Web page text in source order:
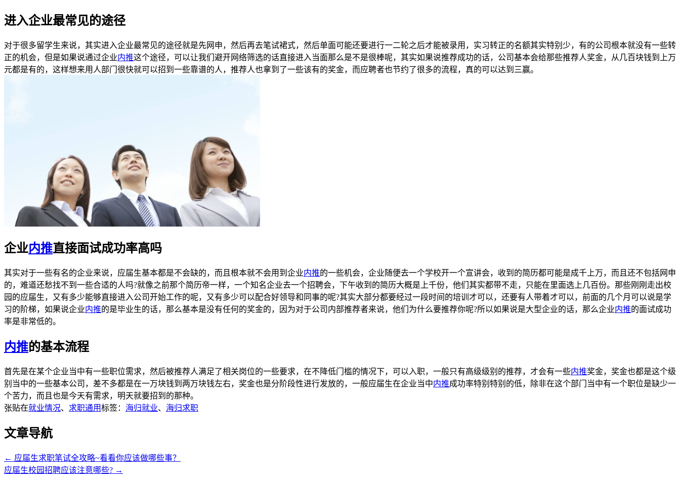
进入企业最常见的途径
对于很多留学生来说，其实进入企业最常见的途径就是先网申，然后再去笔试裙式，然后单面可能还要进行一二轮之后才能被录用，实习转正的名额其实特别少，有的公司根本就没有一些转
正的机会，但是如果说通过企业内推这个途径，可以让我们避开网络筛选的话直接进入当面那么是不是很棒呢，其实如果说推荐成功的话，公司基本会给那些推荐人奖金，从几百块钱到上万
元都是有的，这样想来用人部门很快就可以招到一些靠谱的人，推荐人也拿到了一些该有的奖金，而应聘者也节约了很多的流程，真的可以达到三赢。
企业内推直接面试成功率高吗
其实对于一些有名的企业来说，应届生基本都是不会缺的，而且根本就不会用到企业内推的一些机会，企业随便去一个学校开一个宣讲会，收到的简历都可能是成千上万，而且还不包括网申
的，难道还愁找不到一些合适的人吗?就像之前那个简历帝一样，一个知名企业去一个招聘会，下午收到的简历大概是上千份，他们其实都带不走，只能在里面选上几百份。那些刚刚走出校
园的应届生，又有多少能够直接进入公司开始工作的呢，又有多少可以配合好领导和同事的呢?其实大部分都要经过一段时间的培训才可以，还要有人带着才可以，前面的几个月可以说是学
习的阶梯，如果说企业内推的是毕业生的话，那么基本是没有任何的奖金的，因为对于公司内部推荐者来说，他们为什么要推荐你呢?所以如果说是大型企业的话，那么企业内推的面试成功
率是非常低的。
内推的基本流程
首先是在某个企业当中有一些职位需求，然后被推荐人满足了相关岗位的一些要求，在不降低门槛的情况下，可以入职，一般只有高级级别的推荐，才会有一些内推奖金，奖金也都是这个级
别当中的一些基本公司，差不多都是在一万块钱到两万块钱左右，奖金也是分阶段性进行发放的，一般应届生在企业当中内推成功率特别特别的低，除非在这个部门当中有一个职位是缺少一
个苦力，而且也是今天有需求，明天就要招到的那种。
张贴在就业情况、 求职通用标签： 海归就业、 海归求职
文章导航
← 应届生求职笔试全攻略~看看你应该做哪些事？
应届生校园招聘应该注意哪些? →